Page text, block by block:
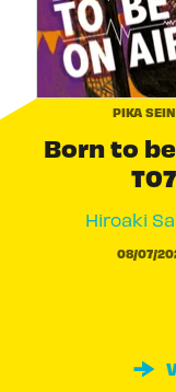
PIKA
Born to
T07
Hiroaki
08/07/